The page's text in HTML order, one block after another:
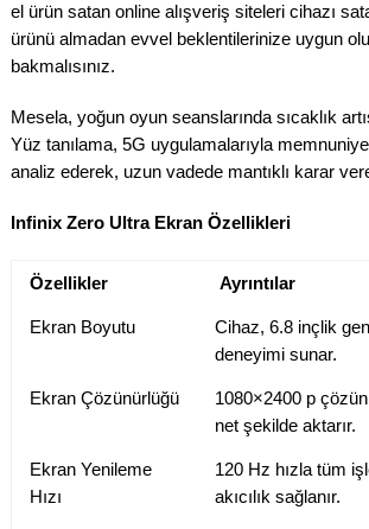
el ürün satan online alışveriş siteleri cihazı
ürünü almadan evvel beklentilerinize uygun
bakmalısınız.
Mesela, yoğun oyun seanslarında sıcaklık
Yüz tanılama, 5G uygulamalarıyla
analiz ederek, uzun vadede mantıklı karar
Infinix Zero Ultra Ekran Özellikleri
Özellikler Ayrıntılar
Ekran Boyutu
Cihaz, 6.8 inçlik
deneyimi sunar.
Ekran Çözünürlüğü
1080×2400 p
net şekilde aktarır.
Ekran Yenileme
Hızı
120 Hz hızla tüm
akıcılık sağlanır.